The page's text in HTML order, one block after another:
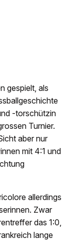
gespielt, als
-torschützin
Turnier.
aber nur
mit 4:1 und
allerdings
Zwar
das 1:0,
lange